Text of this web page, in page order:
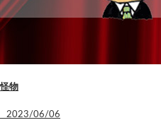
怪物
2023/06/06